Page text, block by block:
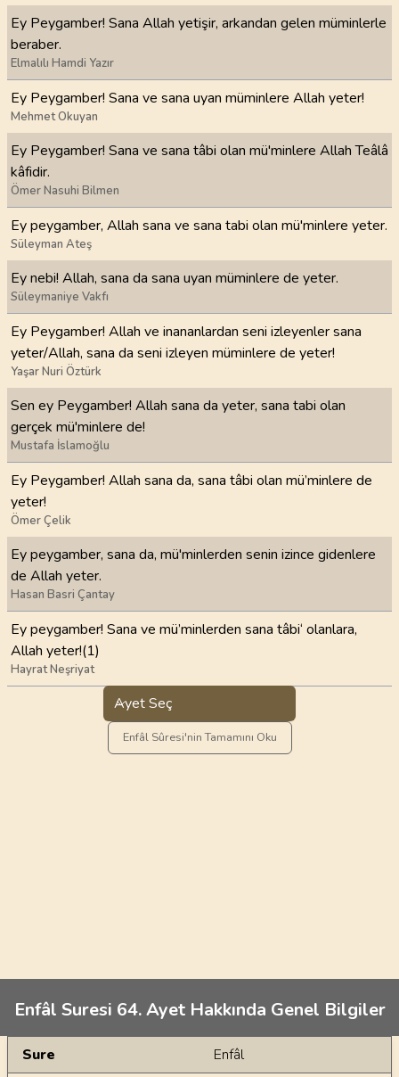
Ey Peygamber! Sana Allah yetişir, arkandan gelen müminlerle
beraber.
Elmalılı Hamdi Yazır
Ey Peygamber! Sana ve sana uyan müminlere Allah yeter!
Mehmet Okuyan
Ey Peygamber! Sana ve sana tâbi olan mü'minlere Allah Teâlâ
kâfidir.
Ömer Nasuhi Bilmen
Ey peygamber, Allah sana ve sana tabi olan mü'minlere yeter.
Süleyman Ateş
Ey nebi! Allah, sana da sana uyan müminlere de yeter.
Süleymaniye Vakfı
Ey Peygamber! Allah ve inananlardan seni izleyenler sana
yeter/Allah, sana da seni izleyen müminlere de yeter!
Yaşar Nuri Öztürk
Sen ey Peygamber! Allah sana da yeter, sana tabi olan
gerçek mü'minlere de!
Mustafa İslamoğlu
Ey Peygamber! Allah sana da, sana tâbi olan mü’minlere de
yeter!
Ömer Çelik
Ey peygamber, sana da, mü'minlerden senin izince gidenlere
de Allah yeter.
Hasan Basri Çantay
Ey peygamber! Sana ve mü’minlerden sana tâbi‘ olanlara,
Allah yeter!(1)
Hayrat Neşriyat
Ayet Seç
Enfâl Sûresi'nin Tamamını Oku
Enfâl Suresi 64. Ayet Hakkında Genel Bilgiler
Genel Bilgiler
Sure Enfâl